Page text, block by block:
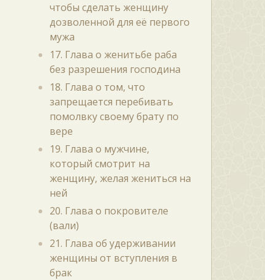
чтобы сделать женщину
дозволенной для её первого
мужа
17. Глава о женитьбе раба
без разрешения господина
18. Глава о том, что
запрещается перебивать
помолвку своему брату по
вере
19. Глава о мужчине,
который смотрит на
женщину, желая жениться на
ней
20. Глава о покровителе
(вали)
21. Глава об удерживании
женщины от вступления в
брак